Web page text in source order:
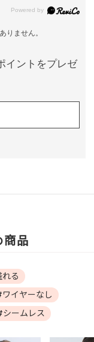
りません。
イントをプレゼ
商品
る
イヤーなし
ームレス